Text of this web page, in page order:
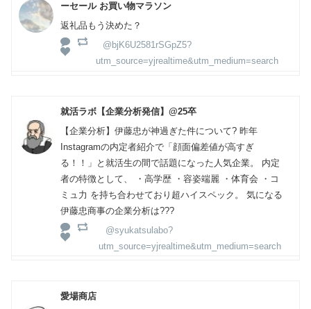
ーセール お買い物マラソン
返礼品もう決めた？
@bjK6U2581rSGpZ5?
utm_source=yjrealtime&utm_medium=search
就活ラボ【企業分析発信】@25卒
【企業分析】伊藤忠が神過ぎた件について? 昨年
Instagramの内定者紹介で「顔面偏差値が高すぎ
る！！」と就活生の間で話題になった人気企業。 内定
者の特徴として、 ・高学歴 ・容姿端麗 ・体育会 ・コ
ミュ力 を持ち合わせており超ハイスペック。 気になる
伊藤忠商事の企業分析は???
@syukatsulabo?
utm_source=yjrealtime&utm_medium=search
愛場商店